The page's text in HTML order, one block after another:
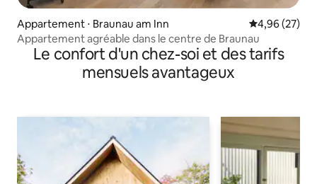
Appartement ⋅ Braunau am Inn Évaluation
4,96 (27)
Appartement agréable dans le centre de Braunau
Le confort d'un chez-soi et des tarifs
mensuels avantageux